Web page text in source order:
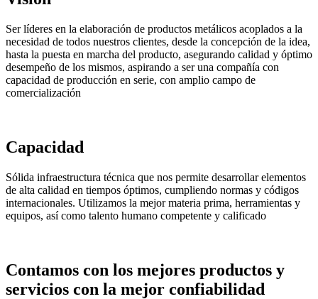
Ser líderes en la elaboración de productos metálicos acoplados a la
necesidad de todos nuestros clientes, desde la concepción de la idea,
hasta la puesta en marcha del producto, asegurando calidad y óptimo
desempeño de los mismos, aspirando a ser una compañía con
capacidad de producción en serie, con amplio campo de
comercialización
Capacidad
Sólida infraestructura técnica que nos permite desarrollar elementos
de alta calidad en tiempos óptimos, cumpliendo normas y códigos
internacionales. Utilizamos la mejor materia prima, herramientas y
equipos, así como talento humano competente y calificado
Contamos con los mejores productos y
servicios con la mejor confiabilidad